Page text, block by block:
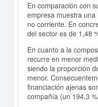
En comparación con
empresa muestra
no corriente. En
del sector es de 1,48
En cuanto a la
recurre en menor
siendo la proporción
menor.
financiación ajenas
compañía (un 194,3